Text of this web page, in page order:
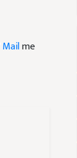
Mailme